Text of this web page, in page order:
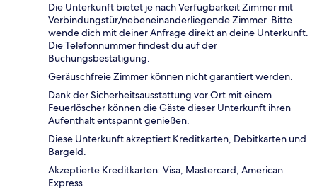
Die Unterkunft bietet je nach Verfügbarkeit Zimmer mit
Verbindungstür/nebeneinanderliegende Zimmer. Bitte
wende dich mit deiner Anfrage direkt an deine Unterkunft.
Die Telefonnummer findest du auf der
Buchungsbestätigung.
Geräuschfreie Zimmer können nicht garantiert werden.
Dank der Sicherheitsausstattung vor Ort mit einem
Feuerlöscher können die Gäste dieser Unterkunft ihren
Aufenthalt entspannt genießen.
Diese Unterkunft akzeptiert Kreditkarten, Debitkarten und
Bargeld.
Akzeptierte Kreditkarten: Visa, Mastercard, American
Express